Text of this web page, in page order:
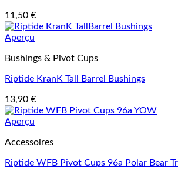
11,50 €
Aperçu
Bushings & Pivot Cups
Riptide KranK Tall Barrel Bushings
13,90 €
Aperçu
Accessoires
Riptide WFB Pivot Cups 96a Polar Bear